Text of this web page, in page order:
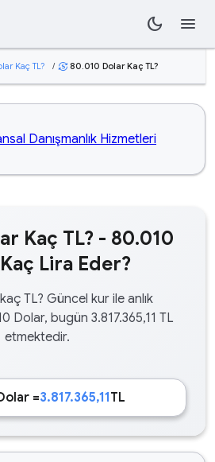
dark_mode menu
Kaç TL? / currency_exchange 80.010 Dolar Kaç TL?
Kaç TL? - 80.010
Lira Eder?
TL? Güncel kur ile anlık
Dolar, bugün 3.817.365,11 TL
etmektedir.
=3.817.365,11TL